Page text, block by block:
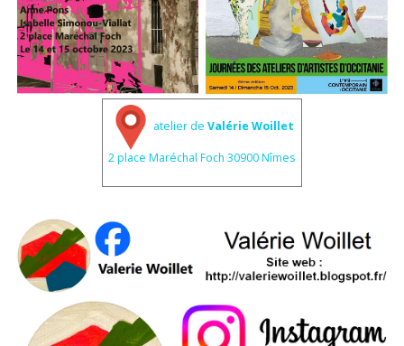
atelier deValérie Woillet
2 place Maréchal Foch 30900 Nîmes